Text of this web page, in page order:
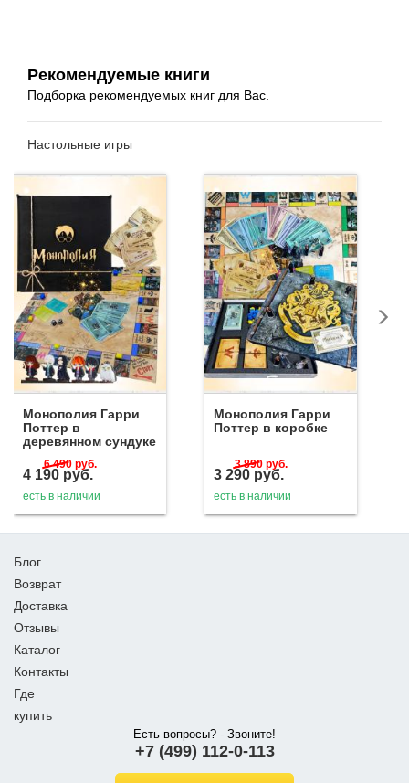
Рекомендуемые книги
Подборка рекомендуемых книг для Вас.
Настольные игры
Монополия Гарри
Поттер в
деревянном сундуке
6 490 руб.
4 190 руб.
есть в наличии
Монополия Гарри
Поттер в коробке
3 890 руб.
3 290 руб.
есть в наличии
Блог
Возврат
Доставка
Отзывы
Каталог
Контакты
Где
купить
Есть вопросы? - Звоните!
+7 (499) 112-0-113